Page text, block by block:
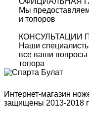
Мы
и топоров
КОНСУЛЬТАЦИИ
Наши специалисты
все ваши
топора
Интернет-магазин
защищены 2013-2018